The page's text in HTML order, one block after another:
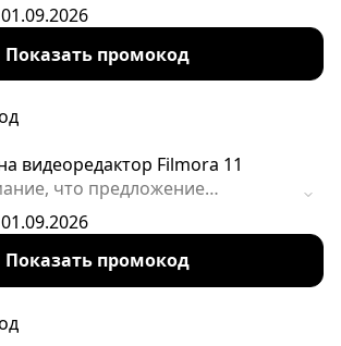
действия предложения
Показать промокод
видеоредактор Filmora 11
что предложение
при покупке годового тарифа.
кода ограничен.
Показать промокод